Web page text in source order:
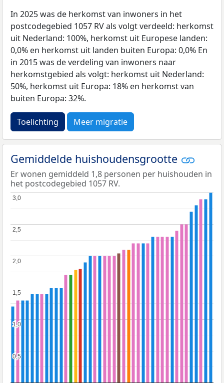
In 2025 was de herkomst van inwoners in het
postcodegebied 1057 RV als volgt verdeeld: herkomst
uit Nederland: 100%, herkomst uit Europese landen:
0,0% en herkomst uit landen buiten Europa: 0,0% En
in 2015 was de verdeling van inwoners naar
herkomstgebied als volgt: herkomst uit Nederland:
50%, herkomst uit Europa: 18% en herkomst van
buiten Europa: 32%.
Toelichting Meer migratie
Gemiddelde huishoudensgrootte
Er wonen gemiddeld 1,8 personen per huishouden in
het postcodegebied 1057 RV.
0,5
0,5
1,0
1,0
1,5
1,5
2,0
2,0
2,5
2,5
3,0
3,0